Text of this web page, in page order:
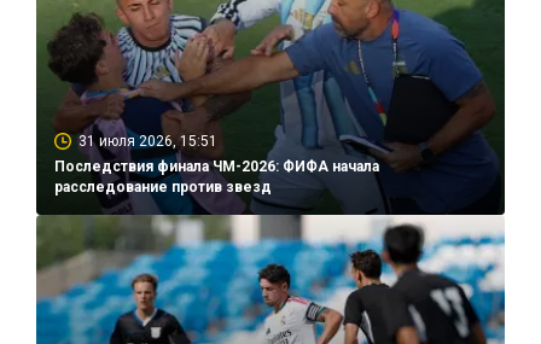
31 июля 2026, 15:51
Последствия финала ЧМ-2026: ФИФА начала
расследование против звезд